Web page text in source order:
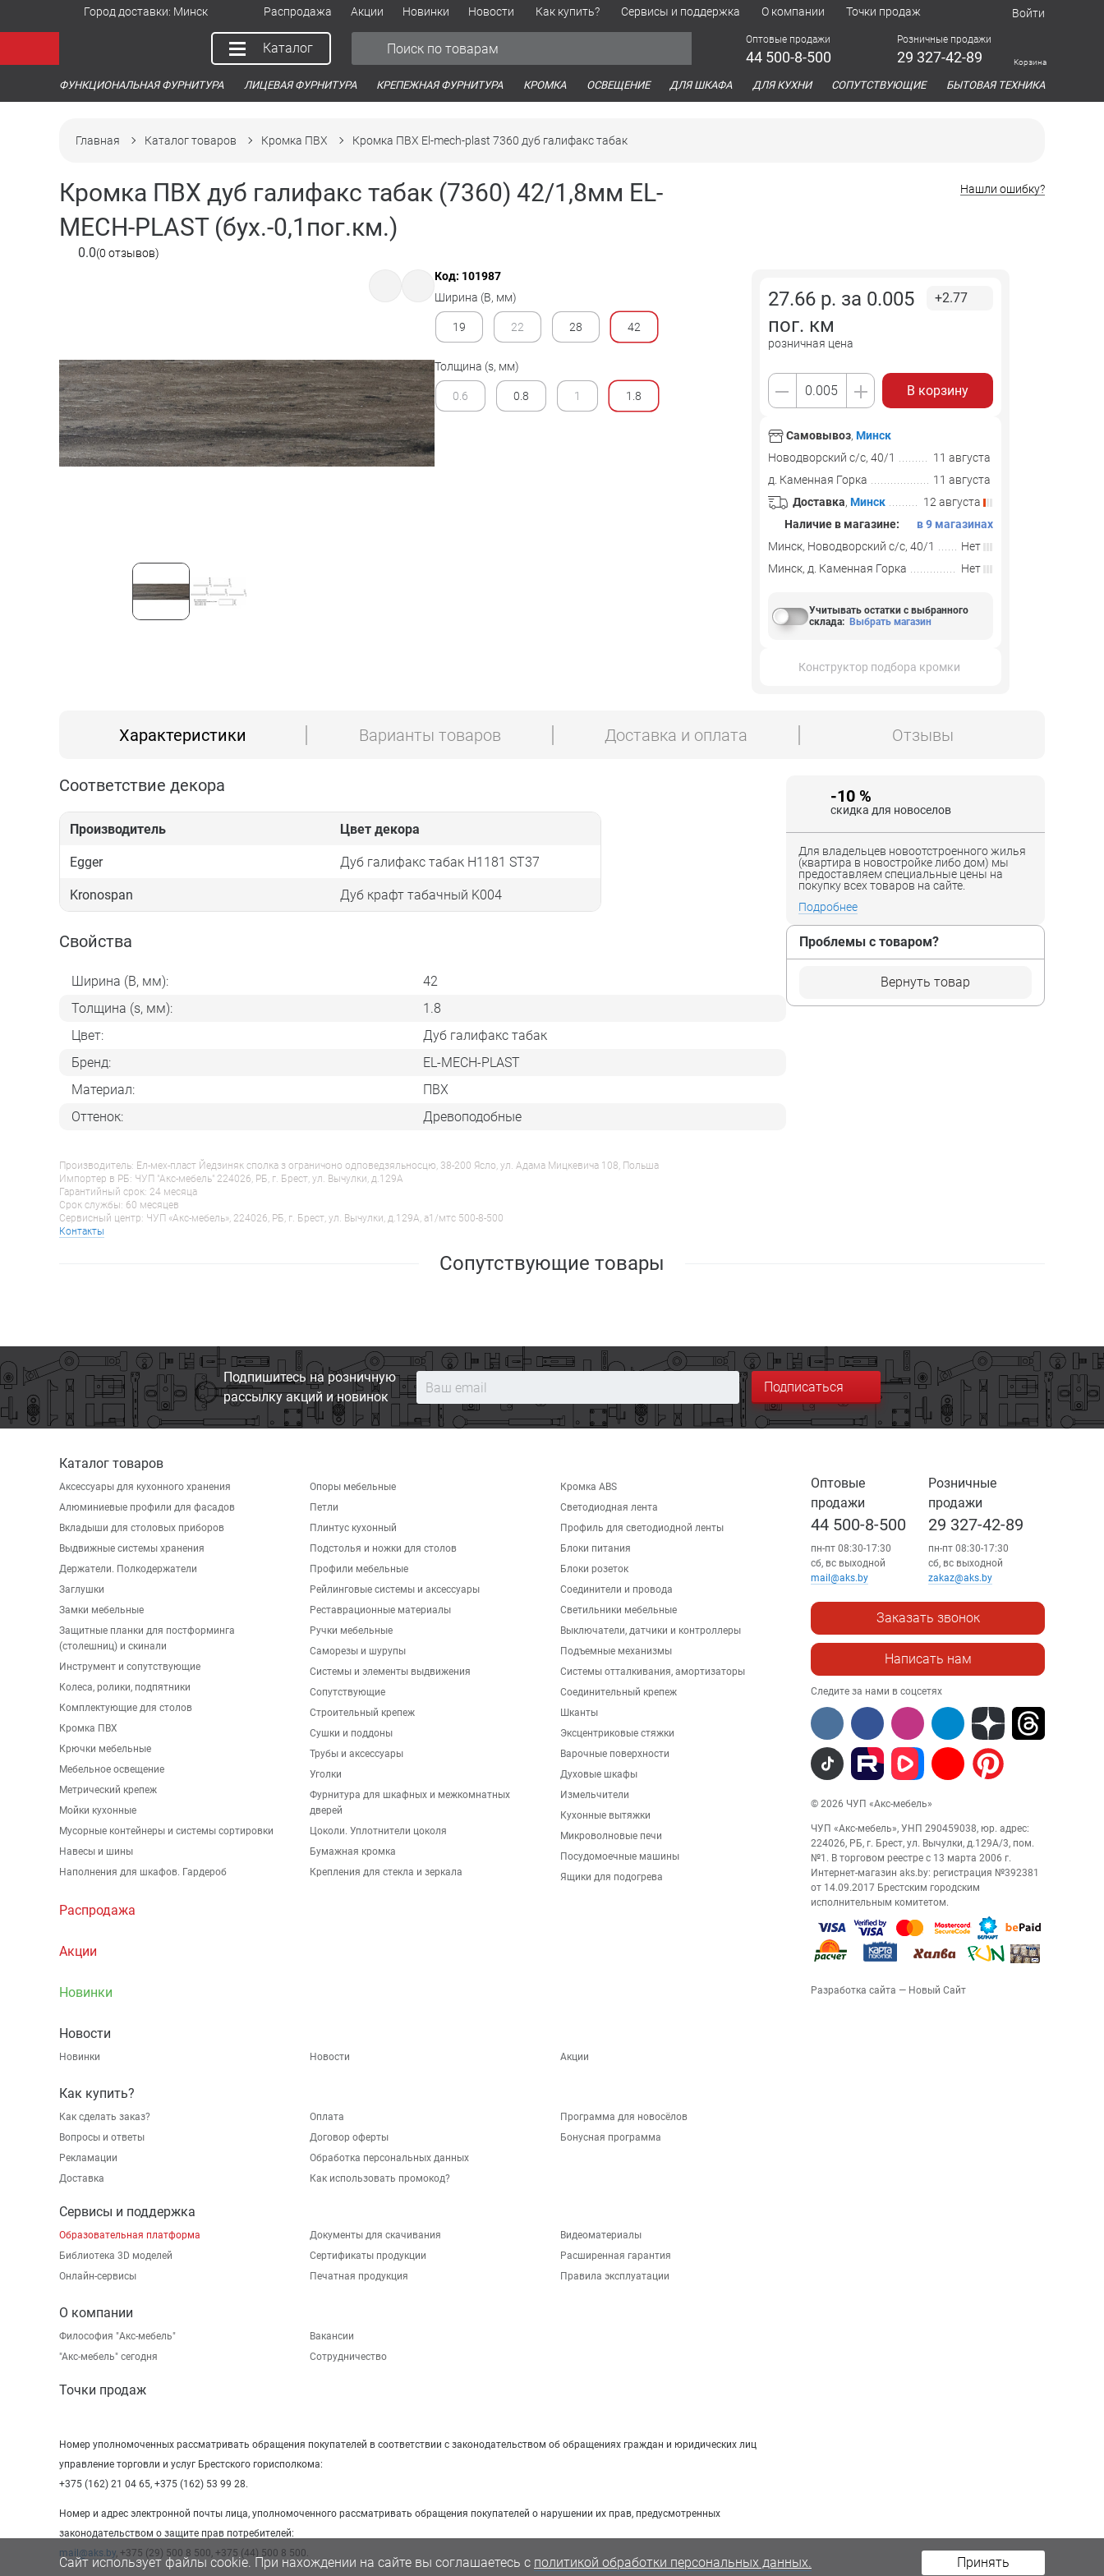
Город доставки: Минск Распродажа Акции Новинки Новости Как купить? Сервисы и поддержка О компании Точки продаж Войти
Каталог
Оптовые продажи
44 500-8-500
Розничные продажи
29 327-42-89 Корзина
ФУНКЦИОНАЛЬНАЯ ФУРНИТУРА ЛИЦЕВАЯ ФУРНИТУРА КРЕПЕЖНАЯ ФУРНИТУРА КРОМКА ОСВЕЩЕНИЕ ДЛЯ ШКАФА ДЛЯ КУХНИ СОПУТСТВУЮЩИЕ БЫТОВАЯ ТЕХНИКА
Главная Каталог товаров Кромка ПВХ Кромка ПВХ El-mech-plast 7360 дуб галифакс табак
Кромка ПВХ дуб галифакс табак (7360) 42/1,8мм EL-
MECH-PLAST (бух.-0,1пог.км.)
0.0(0 отзывов)
Нашли ошибку?
Код: 101987
Ширина (B, мм)
19 22 28 42
Толщина (s, мм)
0.6 0.8 1 1.8
27.66 р. за 0.005
пог. км
розничная цена
+2.77
В корзину
Самовывоз, Минск
Новодворский с/с, 40/1
11 августа
д. Каменная Горка
11 августа
Доставка, Минск
12 августа
Наличие в магазине:
в 9 магазинах
Минск, Новодворский с/с, 40/1
Нет
Минск, д. Каменная Горка
Нет
Учитывать остатки с выбранного
склада: Выбрать магазин
Конструктор подбора кромки
Характеристики Варианты товаров Доставка и оплата Отзывы
Соответствие декора
Производитель Цвет декора
Egger Дуб галифакс табак H1181 ST37
Kronospan Дуб крафт табачный K004
Свойства
Ширина (B, мм):
42
Толщина (s, мм):
1.8
Цвет:
Дуб галифакс табак
Бренд:
EL-MECH-PLAST
Материал:
ПВХ
Оттенок:
Древоподобные
Производитель: Ел-мех-пласт Йедзиняк сполка з ограничоно одповедзяльносцю, 38-200 Ясло, ул. Адама Мицкевича 108, Польша
Импортер в РБ: ЧУП "Акс-мебель" 224026, РБ, г. Брест, ул. Вычулки, д.129А
Гарантийный срок: 24 месяца
Срок службы: 60 месяцев
Сервисный центр: ЧУП «Акс-мебель», 224026, РБ, г. Брест, ул. Вычулки, д.129А, a1/мтс 500-8-500
Контакты
-10 %
скидка для новоселов
Для владельцев новоотстроенного жилья
(квартира в новостройке либо дом) мы
предоставляем специальные цены на
покупку всех товаров на сайте.
Подробнее
Проблемы с товаром?
Вернуть товар
Сопутствующие товары
Подпишитесь на розничную
рассылку акций и новинок
Подписаться
Каталог товаров
Аксессуары для кухонного хранения
Алюминиевые профили для фасадов
Вкладыши для столовых приборов
Выдвижные системы хранения
Держатели. Полкодержатели
Заглушки
Замки мебельные
Защитные планки для постформинга
(столешниц) и скинали
Инструмент и сопутствующие
Колеса, ролики, подпятники
Комплектующие для столов
Кромка ПВХ
Крючки мебельные
Мебельное освещение
Метрический крепеж
Мойки кухонные
Мусорные контейнеры и системы сортировки
Навесы и шины
Наполнения для шкафов. Гардероб
Опоры мебельные
Петли
Плинтус кухонный
Подстолья и ножки для столов
Профили мебельные
Рейлинговые системы и аксессуары
Реставрационные материалы
Ручки мебельные
Саморезы и шурупы
Системы и элементы выдвижения
Сопутствующие
Строительный крепеж
Сушки и поддоны
Трубы и аксессуары
Уголки
Фурнитура для шкафных и межкомнатных
дверей
Цоколи. Уплотнители цоколя
Бумажная кромка
Крепления для стекла и зеркала
Кромка ABS
Светодиодная лента
Профиль для светодиодной ленты
Блоки питания
Блоки розеток
Соединители и провода
Светильники мебельные
Выключатели, датчики и контроллеры
Подъемные механизмы
Системы отталкивания, амортизаторы
Соединительный крепеж
Шканты
Эксцентриковые стяжки
Варочные поверхности
Духовые шкафы
Измельчители
Кухонные вытяжки
Микроволновые печи
Посудомоечные машины
Ящики для подогрева
Распродажа
Акции
Новинки
Новости
Новинки Новости Акции
Как купить?
Как сделать заказ?
Вопросы и ответы
Рекламации
Доставка
Оплата
Договор оферты
Обработка персональных данных
Как использовать промокод?
Программа для новосёлов
Бонусная программа
Сервисы и поддержка
Образовательная платформа
Библиотека 3D моделей
Онлайн-сервисы
Документы для скачивания
Сертификаты продукции
Печатная продукция
Видеоматериалы
Расширенная гарантия
Правила эксплуатации
О компании
Философия "Акс-мебель"
"Aкс-мебель" сегодня
Вакансии
Сотрудничество
Точки продаж
Номер уполномоченных рассматривать обращения покупателей в соответствии с законодательством об обращениях граждан и юридических лиц
управление торговли и услуг Брестского горисполкома:
+375 (162) 21 04 65, +375 (162) 53 99 28.
Номер и адрес электронной почты лица, уполномоченного рассматривать обращения покупателей о нарушении их прав, предусмотренных
законодательством о защите прав потребителей:
mail@aks.by, +375 (29) 500 8 500, +375 (44) 500 8 500.
Оптовые
продажи
44 500-8-500
пн-пт 08:30-17:30
сб, вс выходной
mail@aks.by
Розничные
продажи
29 327-42-89
пн-пт 08:30-17:30
сб, вс выходной
zakaz@aks.by
Заказать звонок
Написать нам
Следите за нами в соцсетях
© 2026 ЧУП «Акс-мебель»
ЧУП «Акс-мебель», УНП 290459038, юр. адрес:
224026, РБ, г. Брест, ул. Вычулки, д.129А/3, пом.
№1. В торговом реестре с 13 марта 2006 г.
Интернет-магазин aks.by: регистрация №392381
от 14.09.2017 Брестским городским
исполнительным комитетом.
Разработка сайта — Новый Сайт
Сайт использует файлы cookie. При нахождении на сайте вы соглашаетесь с политикой обработки персональных данных. Принять